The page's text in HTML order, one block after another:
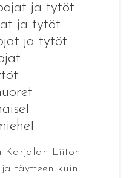
ja tytöt
ja tytöt
ja tytöt
Karjalan Liiton
täytteen kuin